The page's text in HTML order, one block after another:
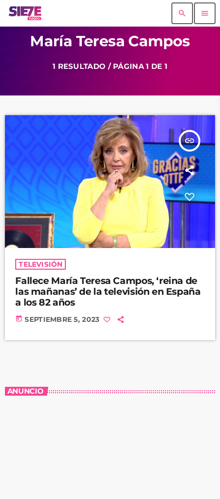
search menu
María Teresa Campos
1 RESULTADO / PÁGINA 1 DE 1
insert_link
TELEVISIÓN
Fallece María Teresa Campos, ‘reina de
las mañanas’ de la televisión en España
a los 82 años
today SEPTIEMBRE 5, 2023
ANUNCIO